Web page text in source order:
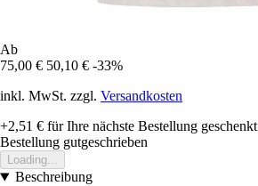
Ab
75,00 € 50,10 € -33%
inkl. MwSt. zzgl. Versandkosten
+2,51 € für Ihre nächste Bestellung geschenkt
Bestellung gutgeschrieben
Loading...
Beschreibung